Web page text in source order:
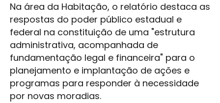
Na área da Habitação, o relatório destaca as
respostas do poder público estadual e
federal na constituição de uma "estrutura
administrativa, acompanhada de
fundamentação legal e financeira" para o
planejamento e implantação de ações e
programas para responder à necessidade
por novas moradias.